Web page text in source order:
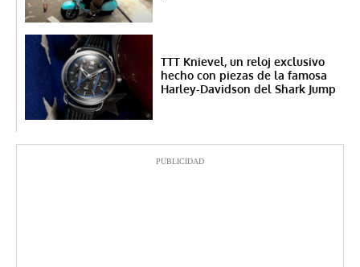
TTT Knievel, un reloj exclusivo
hecho con piezas de la famosa
Harley-Davidson del Shark Jump
PUBLICIDAD